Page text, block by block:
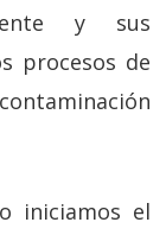
y sus
procesos de
iniciamos el